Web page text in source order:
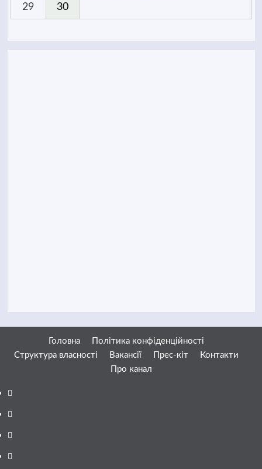
29 30
Головна
Політика конфіденційності
Структура власності
Вакансії Прес-кіт
Контакти
Про канал
Facebook
YouTube
Telegram
Instagram